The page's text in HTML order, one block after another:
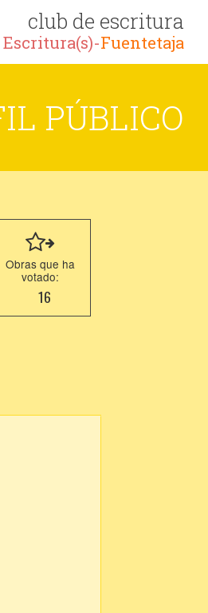
club de escritura
Fuentetaja
PÚBLICO
Obras que ha
votado:
16